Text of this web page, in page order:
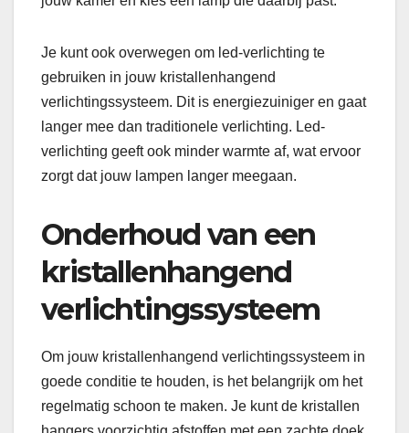
Je kunt ook overwegen om led-verlichting te
gebruiken in jouw kristallenhangend
verlichtingssysteem. Dit is energiezuiniger en gaat
langer mee dan traditionele verlichting. Led-
verlichting geeft ook minder warmte af, wat ervoor
zorgt dat jouw lampen langer meegaan.
Onderhoud van een
kristallenhangend
verlichtingssysteem
Om jouw kristallenhangend verlichtingssysteem in
goede conditie te houden, is het belangrijk om het
regelmatig schoon te maken. Je kunt de kristallen